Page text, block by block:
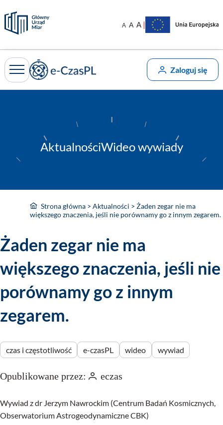
do
treści
A A A |
Zaloguj się
AktualnościWideo wywiady
Strona główna > Aktualności > Żaden zegar nie ma
większego znaczenia, jeśli nie porównamy go z innym zegarem.
Żaden zegar nie ma
większego znaczenia, jeśli nie
porównamy go z innym
zegarem.
czas i częstotliwość e-czasPL wideo wywiad
Opublikowane przez: eczas
Wywiad z dr Jerzym Nawrockim (Centrum Badań Kosmicznych,
Obserwatorium Astrogeodynamiczne CBK)